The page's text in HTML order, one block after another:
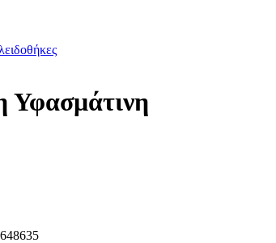
Υφασμάτινη